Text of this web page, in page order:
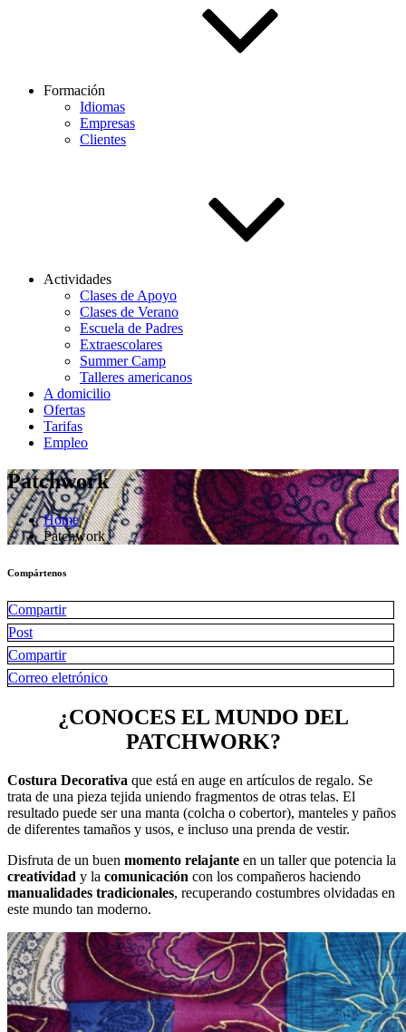
Formación
Idiomas
Empresas
Clientes
Actividades
Clases de Apoyo
Clases de Verano
Escuela de Padres
Extraescolares
Summer Camp
Talleres americanos
A domicilio
Ofertas
Tarifas
Empleo
Patchwork
Home
Patchwork
Compártenos
Compartir
Post
Compartir
Correo eletrónico
¿CONOCES EL MUNDO DEL
PATCHWORK?
Costura Decorativa que está en auge en artículos de regalo. Se
trata de una pieza tejida uniendo fragmentos de otras telas. El
resultado puede ser una manta (colcha o cobertor), manteles y paños
de diferentes tamaños y usos, e incluso una prenda de vestir.
Disfruta de un buen momento relajante en un taller que potencia la
creatividad y la comunicación con los compañeros haciendo
manualidades tradicionales, recuperando costumbres olvidadas en
este mundo tan moderno.